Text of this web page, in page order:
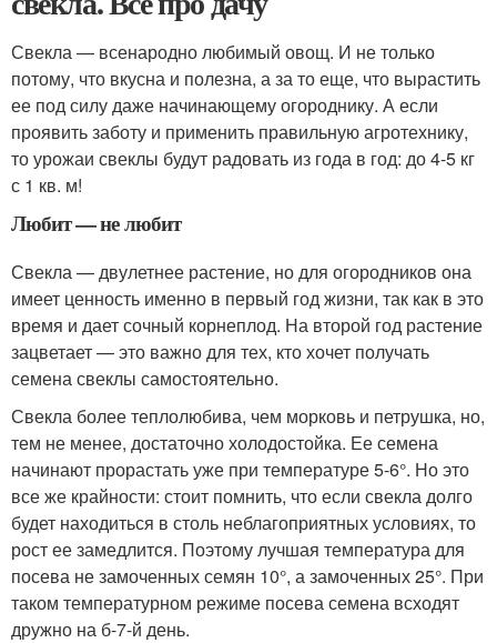
Свекла — всенародно любимый овощ. И не только
потому, что вкусна и полезна, а за то еще, что вырастить
ее под силу даже начинающему огороднику. А если
проявить заботу и применить правильную агротехнику,
то урожаи свеклы будут радовать из года в год: до 4-5 кг
с 1 кв. м!
Любит — не любит
Свекла — двулетнее растение, но для огородников она
имеет ценность именно в первый год жизни, так как в это
время и дает сочный корнеплод. На второй год растение
зацветает — это важно для тех, кто хочет получать
семена свеклы самостоятельно.
Свекла более теплолюбива, чем морковь и петрушка, но,
тем не менее, достаточно холодостойка. Ее семена
начинают прорастать уже при температуре 5-6°. Но это
все же крайности: стоит помнить, что если свекла долго
будет находиться в столь неблагоприятных условиях, то
рост ее замедлится. Поэтому лучшая температура для
посева не замоченных семян 10°, а замоченных 25°. При
таком температурном режиме посева семена всходят
дружно на б-7-й день.